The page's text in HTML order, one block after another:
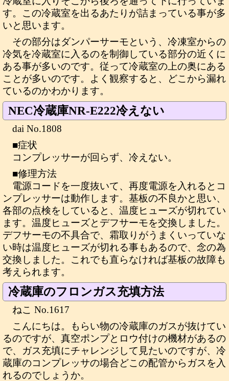
す。この冷蔵室を出るあたりが詰まっている事が多
いと思います。
その部分はダンパーサーモという、冷凍室からの
冷気を冷蔵室に入るのを制御している部分の近くに
ある事が多いのです。従って冷蔵室の上の奥にある
ことが多いのです。よく観察すると、どこから漏れ
ているのかわかります。
NEC冷蔵庫NR-E222冷えない
dai No.1808
■症状
コンプレッサーが回らず、冷えない。
■修理方法
電源コードを一度抜いて、再度電源を入れるとコ
ンプレッサーは動作します。基板の不良かと思い、
各部の点検をしていると、温度ヒューズが切れてい
ます。温度ヒューズとデフサーモを交換しました。
デフサーモの不具合で、霜取りがうまくいっていな
い時は温度ヒューズが切れる事もあるので、念の為
交換しました。これでも直らなければ基板の故障も
考えられます。
冷蔵庫のフロンガス充填方法
ねこ No.1617
こんにちは。もらい物の冷蔵庫のガスが抜けてい
るのですが、真空ポンプとロウ付けの機材があるの
で、ガス充填にチャレンジして見たいのですが、冷
蔵庫のコンプレッサの場合どこの配管からガスを入
れるのでしょうか。